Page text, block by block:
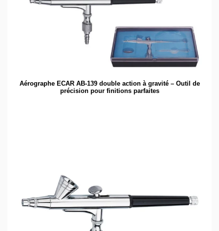
Aérographe ECAR AB-139 double action à gravité – Outil de
précision pour finitions parfaites